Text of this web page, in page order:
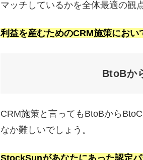
マッチしているかを全体最適の観
利益を産むためのCRM施策にお
BtoBか
CRM施策と言ってもBtoBから
なか難しいでしょう。
StockSunがあなたにあった認定